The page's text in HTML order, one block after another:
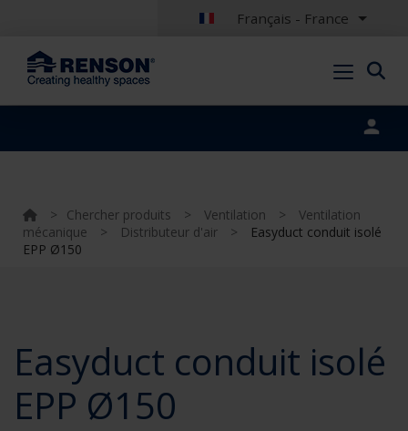
Français - France
> Chercher produits > Ventilation >
Ventilation
mécanique
> Distributeur d'air >
Easyduct conduit isolé
EPP Ø150
Easyduct conduit isolé
EPP Ø150